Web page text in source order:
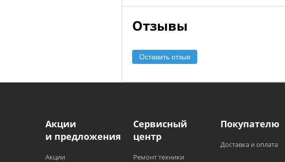
Отзывы
Оставить отзыв
Акции
и предложения
Акции
Сервисный
центр
Ремонт техники
Покупателю
Доставка и оплата